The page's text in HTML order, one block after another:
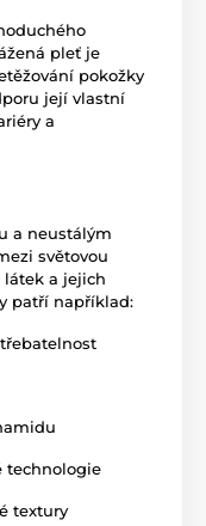
pleť je
pokožky
její vlastní
a
a neustálým
světovou
a jejich
patří například:
technologie
textury